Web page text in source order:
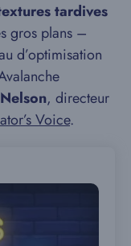
tardives
gros plans –
d’optimisation
, directeur
Voice.